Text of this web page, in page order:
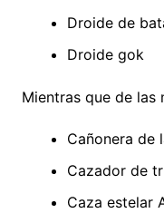
Droide de
Droide gok
Mientras que de las
Cañonera de
Cazador de
Caza estelar